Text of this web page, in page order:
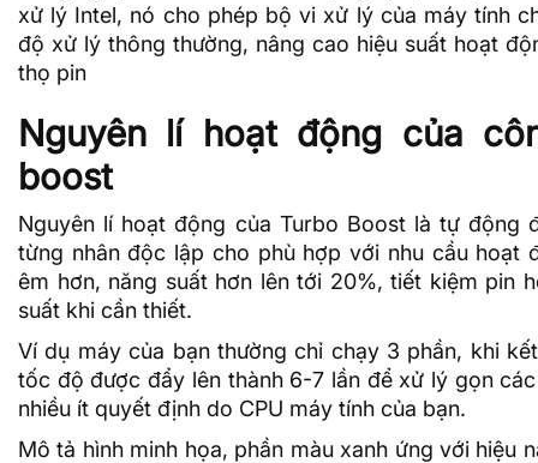
xử lý Intel, nó cho phép bộ vi xử lý của máy tính
độ xử lý thông thường, nâng cao hiệu suất hoạt
thọ pin
Nguyên lí hoạt động của
boost
Nguyên lí hoạt động của Turbo Boost là tự động
từng nhân độc lập cho phù hợp với nhu cầu hoạt
êm hơn, năng suất hơn lên tới 20%, tiết kiệm pin
suất khi cần thiết.
Ví dụ máy của bạn thường chỉ chạy 3 phần, khi
tốc độ được đẩy lên thành 6-7 lần để xử lý gọn
nhiều ít quyết định do CPU máy tính của bạn.
Mô tả hình minh họa, phần màu xanh ứng với hiệu